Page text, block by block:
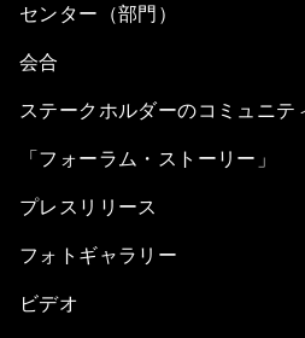
センター（部門）
会合
ステークホルダーのコミュニテ
「フォーラム・ストーリー」
プレスリリース
フォトギャラリー
ビデオ